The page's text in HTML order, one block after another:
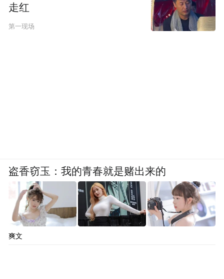
走红
第一现场
盗香窃玉：我的青春就是赌出来的
爽文